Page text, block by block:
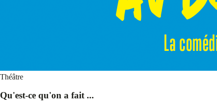
Théâtre
Qu'est-ce qu'on a fait ...